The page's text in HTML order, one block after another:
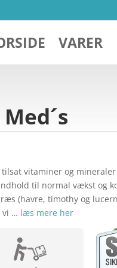
VARER
vitaminer og mineraler
til normal vækst og
(havre, timothy og
vi … læs mere her